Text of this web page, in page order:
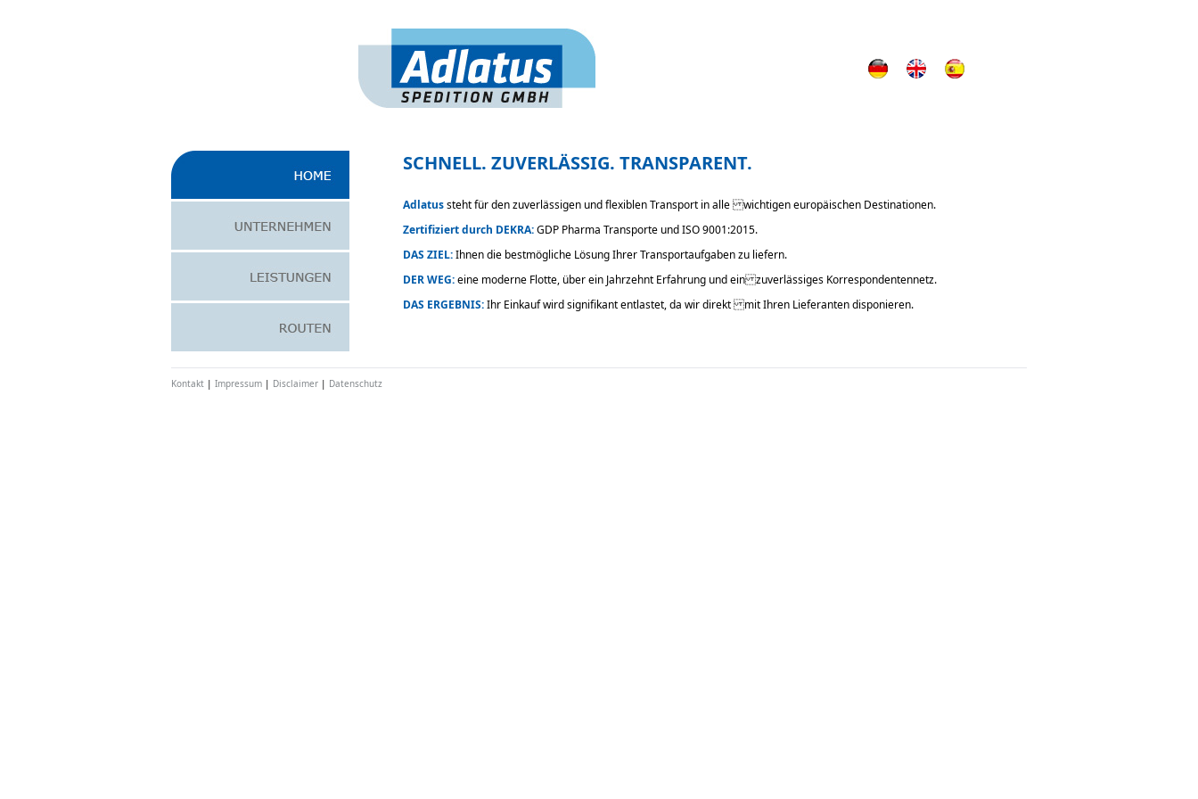
SCHNELL. ZUVERLÄSSIG. TRANSPARENT.
Adlatussteht für den zuverlässigen und flexiblen Transport in alle wichtigen europäischen Destinationen.
Zertifiziert durch DEKRA:GDP Pharma Transporte und ISO 9001:2015.
DAS ZIEL:Ihnen die bestmögliche Lösung Ihrer Transportaufgaben zu liefern.
DER WEG:eine moderne Flotte, über ein Jahrzehnt Erfahrung und ein zuverlässiges Korrespondentennetz.
DAS ERGEBNIS:Ihr Einkauf wird signifikant entlastet, da wir direkt mit Ihren Lieferanten disponieren.
Kontakt | Impressum | Disclaimer | Datenschutz